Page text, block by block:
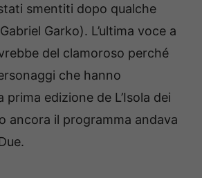
smentiti dopo qualche
Garko). L’ultima voce a
del clamoroso perché
che hanno
edizione de L’Isola dei
ancora il programma andava